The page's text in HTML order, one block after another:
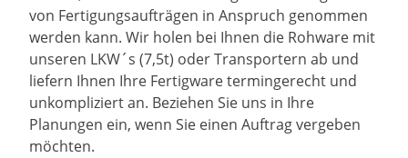
von Fertigungsaufträgen in Anspruch genommen
werden kann. Wir holen bei Ihnen die Rohware mit
unseren LKW´s (7,5t) oder Transportern ab und
liefern Ihnen Ihre Fertigware termingerecht und
unkompliziert an. Beziehen Sie uns in Ihre
Planungen ein, wenn Sie einen Auftrag vergeben
möchten.